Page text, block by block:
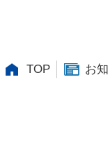
TOP お